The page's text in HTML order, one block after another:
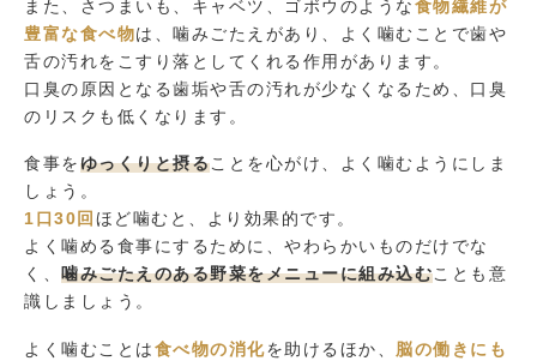
また、さつまいも、キャベツ、ゴボウのような食物繊維が
豊富な食べ物は、噛みごたえがあり、よく噛むことで歯や
舌の汚れをこすり落としてくれる作用があります。
口臭の原因となる歯垢や舌の汚れが少なくなるため、口臭
のリスクも低くなります。
食事をゆっくりと摂ることを心がけ、よく噛むようにしま
しょう。
1口30回 ほど噛むと、より効果的です。
よく噛める食事にするために、やわらかいものだけでな
く、 噛みごたえのある野菜をメニューに組み込むことも意
識しましょう。
よく噛むことは食べ物の消化を助けるほか、 脳の働きにも